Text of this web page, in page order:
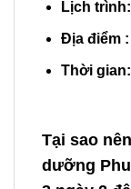
Lịch trình:
Địa điểm :
Thời gian:
Tại sao
dưỡng